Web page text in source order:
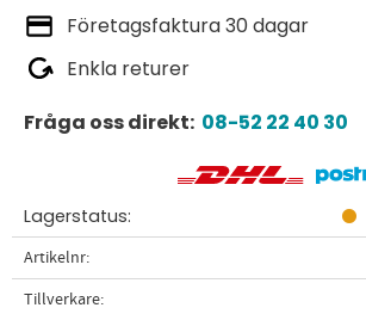
Företagsfaktura 30 dagar
Enkla returer
Fråga oss direkt: 08-52 22 40 30
Lagerstatus
Artikelnr
Tillverkare